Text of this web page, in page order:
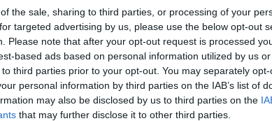
the sale, sharing to third parties, or processing of your
targeted advertising by us, please use the below opt-out
Please note that after your opt-out request is processed
based ads based on personal information utilized by us
third parties prior to your opt-out. You may separately
personal information by third parties on the IAB’s list of
may also be disclosed by us to third parties on the
that may further disclose it to other third parties.
VENERDÌ26 AGOSTO 2016ORE 10:54
fine settimana al Forte Inglese
musica si susseguono negli eventi organizzati da Comune
al Forte Inglese di Portoferraio